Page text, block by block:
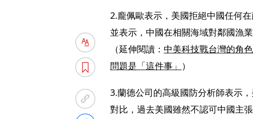
2.龐佩歐表示，美國拒絕中國任何
並表示，中國在相關海域對鄰國漁
（延伸閱讀： 中美科技戰台灣的角
問題是「這件事」 ）
3.蘭德公司的高級國防分析師表示
對比，過去美國雖然不認可中國主